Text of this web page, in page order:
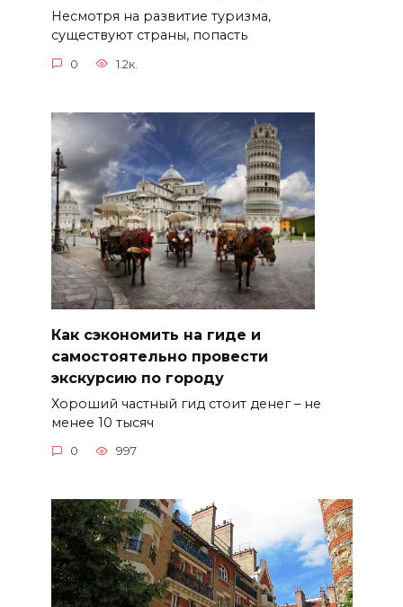
Несмотря на развитие туризма,
существуют страны, попасть
0 1.2к.
Как сэкономить на гиде и
самостоятельно провести
экскурсию по городу
Хороший частный гид стоит денег – не
менее 10 тысяч
0 997